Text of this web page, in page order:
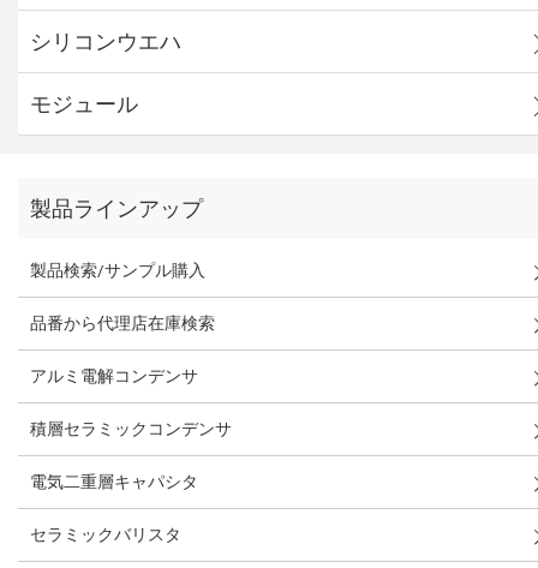
シリコンウエハ
モジュール
製品ラインアップ
製品検索/サンプル購入
品番から代理店在庫検索
アルミ電解コンデンサ
積層セラミックコンデンサ
電気二重層キャパシタ
セラミックバリスタ